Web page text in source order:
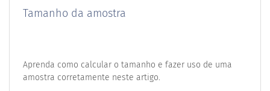
Tamanho da amostra
Aprenda como calcular o tamanho e fazer uso de uma
amostra corretamente neste artigo.